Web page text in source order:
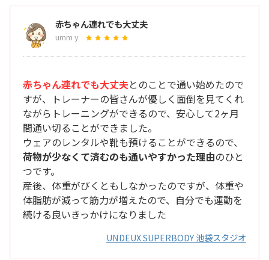
赤ちゃん連れでも大丈夫
umm y
赤ちゃん連れでも大丈夫とのことで通い始めたので
すが、トレーナーの皆さんが優しく面倒を見てくれ
ながらトレーニングができるので、安心して2ヶ月
間通い切ることができました。
ウェアのレンタルや靴も預けることができるので、
荷物が少なくて済むのも通いやすかった理由のひと
つです。
産後、体重がびくともしなかったのですが、体重や
体脂肪が減って筋力が増えたので、自分でも運動を
続ける良いきっかけになりました
UNDEUX SUPERBODY 池袋スタジオ